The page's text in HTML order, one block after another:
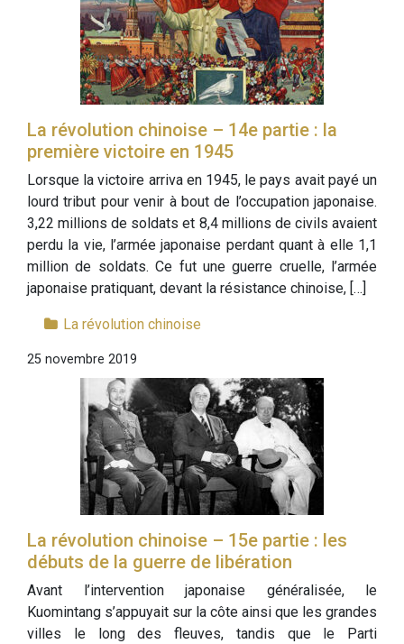
La révolution chinoise – 14e partie : la
première victoire en 1945
Lorsque la victoire arriva en 1945, le pays avait payé un
lourd tribut pour venir à bout de l’occupation japonaise.
3,22 millions de soldats et 8,4 millions de civils avaient
perdu la vie, l’armée japonaise perdant quant à elle 1,1
million de soldats. Ce fut une guerre cruelle, l’armée
japonaise pratiquant, devant la résistance chinoise, […]
La révolution chinoise
25 novembre 2019
La révolution chinoise – 15e partie : les
débuts de la guerre de libération
Avant l’intervention japonaise généralisée, le
Kuomintang s’appuyait sur la côte ainsi que les grandes
villes le long des fleuves, tandis que le Parti